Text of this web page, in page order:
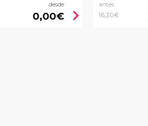
desde
0,00€ chevron_right
antes
16,30€